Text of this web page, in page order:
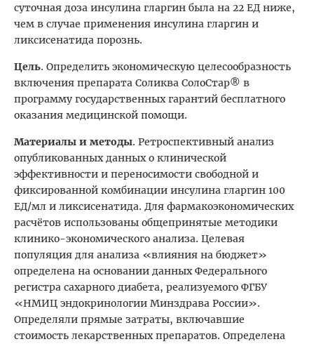
суточная доза инсулина гларгин была на 22 ЕД ниже,
чем в случае применения инсулина гларгин и
ликсисенатида порознь.
Цель. Определить экономическую целесообразность
включения препарата Соликва СолоСтар® в
программу государственных гарантий бесплатного
оказания медицинской помощи.
Материалы и методы. Ретроспективный анализ
опубликованных данных о клинической
эффективности и переносимости свободной и
фиксированной комбинации инсулина гларгин 100
ЕД/мл и ликсисенатида. Для фармакоэкономических
расчётов использованы общепринятые методики
клинико-экономического анализа. Целевая
популяция для анализа «влияния на бюджет»
определена на основании данных Федерального
регистра сахарного диабета, реализуемого ФГБУ
«НМИЦ эндокринологии Минздрава России».
Определяли прямые затраты, включавшие
стоимость лекарственных препаратов. Определена